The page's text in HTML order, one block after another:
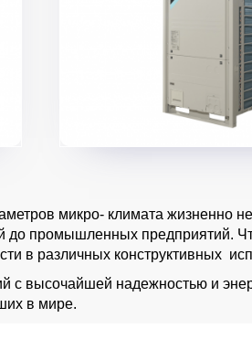
микро- климата жизненно
промышленных предприятий.
в различных конструктивных
с высочайшей надежностью и
в мире.